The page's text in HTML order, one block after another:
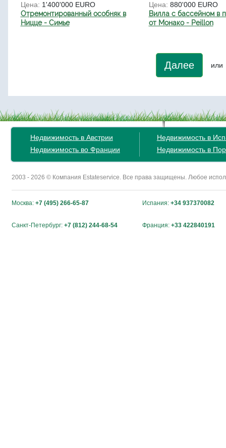
Цена: 1'400'000 EURO
Отремонтированный особняк в
Ницце - Симье
Цена: 880'000 EURO
Вилла с бассейном в
от Монако - Peillon
Далее или
Недвижимость в Австрии
Недвижимость во Франции
Недвижимость в
Недвижимость в
2003 - 2026 © Компания Estateservice. Все права защищены. Любое
Москва: +7 (495) 266-65-87 Испания: +34 937370082
Санкт-Петербург: +7 (812) 244-68-54 Франция: +33 422840191